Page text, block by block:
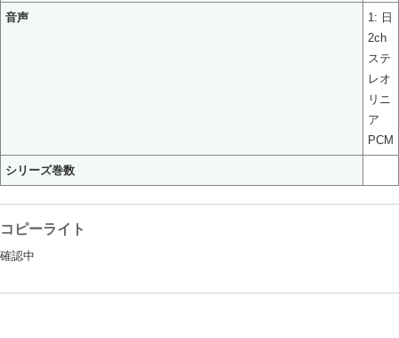
音声
1: 日
2ch
ステ
レオ
リニ
ア
PCM
シリーズ巻数
コピーライト
確認中